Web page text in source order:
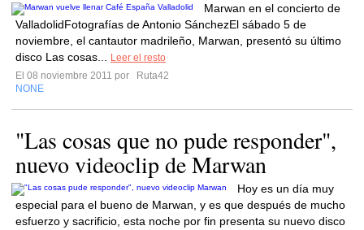
Marwan en el concierto de
ValladolidFotografías de Antonio SánchezEl sábado 5 de
noviembre, el cantautor madrileño, Marwan, presentó su último
disco Las cosas...
Leer el resto
El 08 noviembre 2011 por
Ruta42
NONE
"Las cosas que no pude responder",
nuevo videoclip de Marwan
Hoy es un día muy
especial para el bueno de Marwan, y es que después de mucho
esfuerzo y sacrificio, esta noche por fin presenta su nuevo disco